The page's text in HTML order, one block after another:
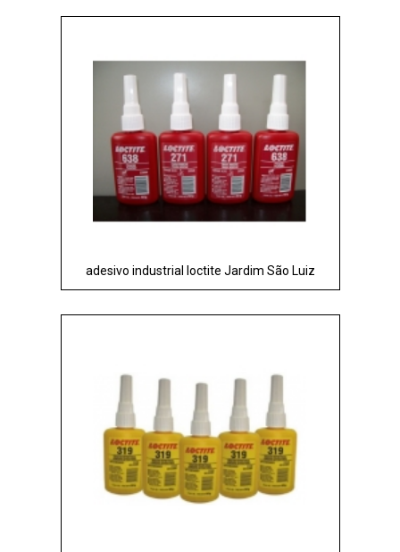
adesivo industrial loctite Jardim São Luiz